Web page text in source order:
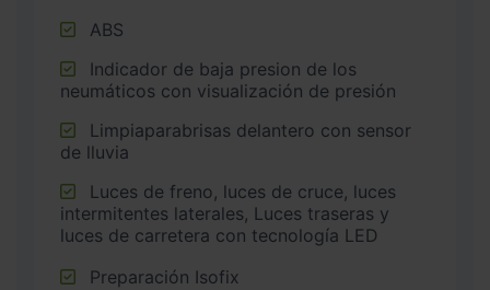
ABS
neumáticos con visualización de presión
de lluvia
intermitentes laterales, Luces traseras y
luces de carretera con tecnología LED
Preparación Isofix